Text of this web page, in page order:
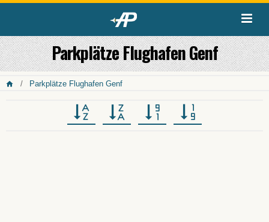
Parkplätze Flughafen Genf
Parkplätze Flughafen Genf